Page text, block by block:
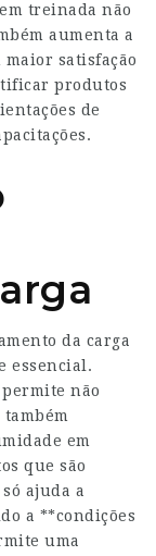
treinada não
aumenta a
satisfação
produtos
de
da carga
essencial.
não
em
que são
ajuda a
a **condições
uma